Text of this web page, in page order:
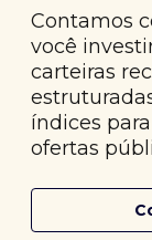
Contamos
você
carteiras
índices
ofertas